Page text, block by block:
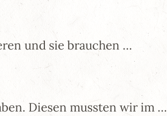
und sie brauchen …
Diesen mussten wir im …